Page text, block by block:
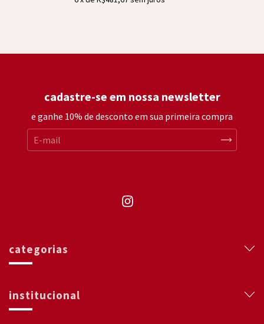
cadastre-se em nossa newsletter
e ganhe 10% de desconto em sua primeira compra
categorias
institucional